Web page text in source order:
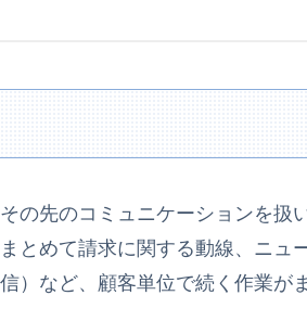
の先のコミュニケーションを扱
とめて請求に関する動線、ニュ
）など、顧客単位で続く作業が